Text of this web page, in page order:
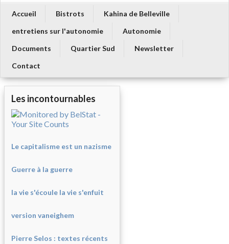
Accueil Bistrots
Kahina de Belleville
entretiens sur l'autonomie
Autonomie
Documents
Quartier Sud
Newsletter
Contact
Les incontournables
Le capitalisme est un nazisme
Guerre à la guerre
la vie s'écoule la vie s'enfuit
version vaneighem
Pierre Selos : textes récents